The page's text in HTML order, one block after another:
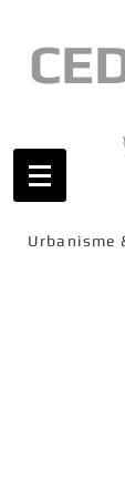
Urbanisme
UNE